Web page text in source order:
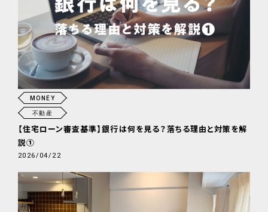
MONEY
不動産
【住宅ローン審査基準】銀行は何を見る？落ちる理由と対策を解
説①
2026/04/22